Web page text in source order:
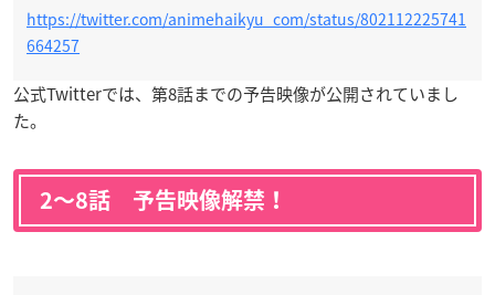
https://twitter.com/animehaikyu_com/status/802112225741
664257
公式Twitterでは、第8話までの予告映像が公開されていまし
た。
2〜8話 予告映像解禁！